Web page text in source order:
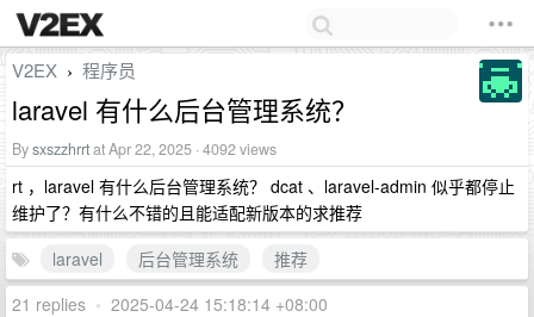
V2EX › 程序员
laravel 有什么后台管理系统？
Bysxszzhrrtat Apr 22, 2025 · 4092 views
rt ，laravel 有什么后台管理系统？ dcat 、laravel-admin 似乎都停止
维护了？有什么不错的且能适配新版本的求推荐
laravel
后台管理系统
推荐
21 replies • 2025-04-24 15:18:14 +08:00